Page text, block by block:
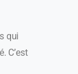
qui
C’est